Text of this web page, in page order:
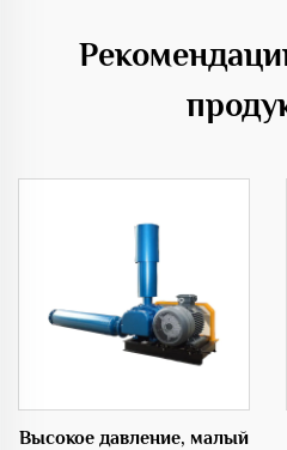
Высокое давление, малый